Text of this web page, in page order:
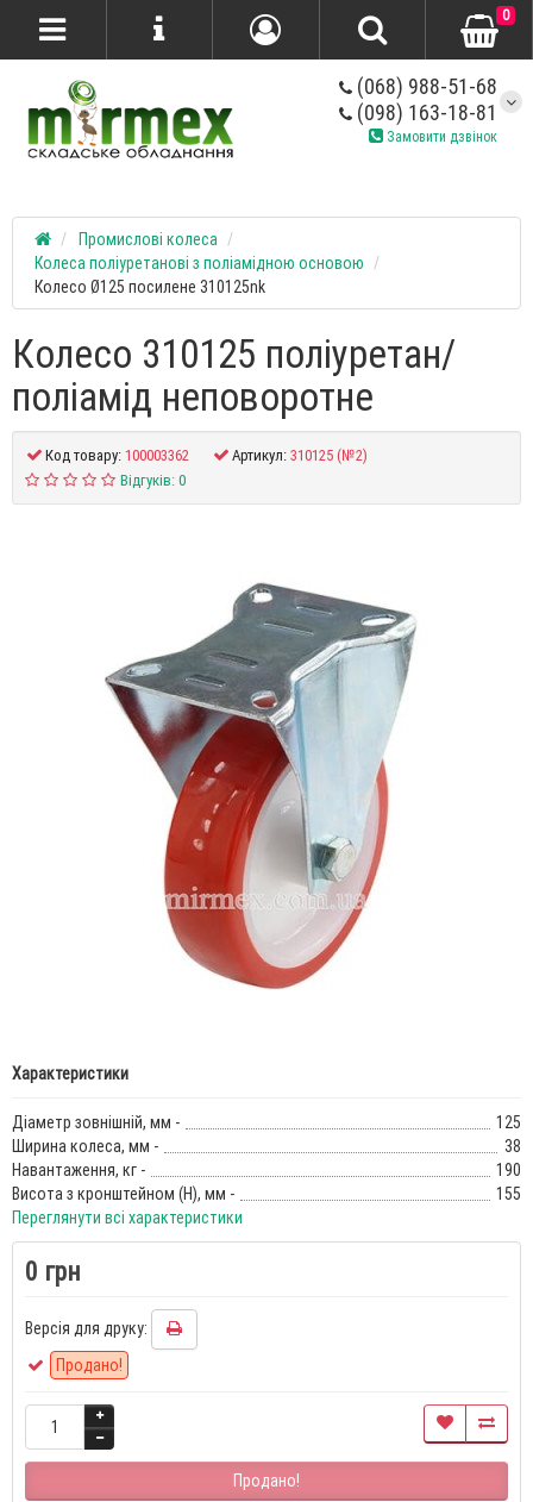
(068) 988-51-68
(098) 163-18-81
Замовити дзвінок
0
Промислові колеса
Колеса поліуретанові з поліамідною основою
Колесо Ø125 посилене 310125nk
Колесо 310125 поліуретан/
поліамід неповоротне
Код товару:100003362 Артикул:310125 (№2)
Відгуків: 0
Характеристики
Діаметр зовнішній, мм -
125
Ширина колеса, мм -
38
Навантаження, кг -
190
Висота з кронштейном (Н), мм -
155
Переглянути всі характеристики
0 грн
Версія для друку:
Продано!
Продано!